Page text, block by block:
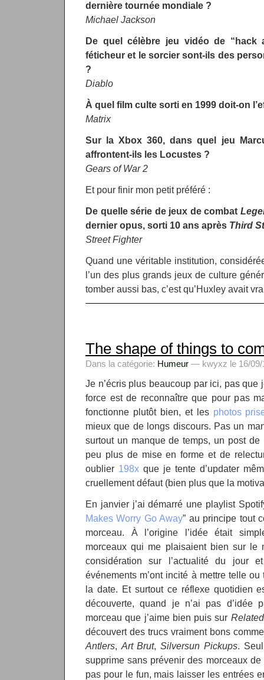
dernière tournée mondiale ?
Michael Jackson
De quel célèbre jeu vidéo de “hack
féticheur et le sorcier sont-ils des
?
Diablo
À quel film culte sorti en 1999 doit-on
Matrix
Sur la Xbox 360, dans quel jeu
affrontent-ils les Locustes ?
Gears of War 2
Et pour finir mon petit préféré :
De quelle série de jeux de combat
dernier opus, sorti 10 ans après Third
Street Fighter
Quand une véritable institution,
l’un des plus grands jeux de culture
tomber aussi bas, c’est qu’Huxley avait
The shape of things to
Dans la catégorie: Humeur — kwyxz le 16/09/
Je n’écris plus beaucoup par ici, pas que
force est de reconnaître que pour pas
fonctionne plutôt bien, et les photos
mieux que de longs discours. Pas un
surtout un manque de temps, un post
peu plus de mise en forme et de
oublier 198x que je tente d’updater
cruellement défaut (bien plus que la
En janvier j’ai démarré une playlist
Makes Worry Go Away” au principe tout
morceau. À l’origine l’idée était
morceaux qui me plaisaient bien sur le
considération sur l’actualité du jour
événements m’ont incité à mettre telle
la date. Et surtout ce réflexe quotidien
découverte, quand je n’ai pas d’idée
morceau que j’aime bien puis sur
découvert des trucs vraiment bons
Antlers, Art Brut,Silversun Pickups.
supprime sans prévenir des morceaux
pas pour le fun, mais laisser les entrées